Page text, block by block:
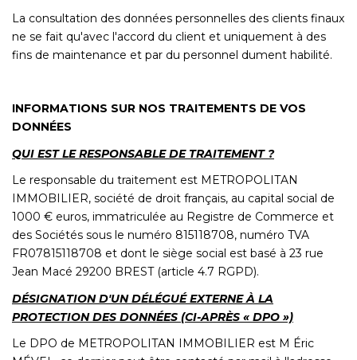
La consultation des données personnelles des clients finaux
ne se fait qu'avec l'accord du client et uniquement à des
fins de maintenance et par du personnel dument habilité.
INFORMATIONS SUR NOS TRAITEMENTS DE VOS
DONNÉES
QUI EST LE RESPONSABLE DE TRAITEMENT ?
Le responsable du traitement est METROPOLITAN
IMMOBILIER, société de droit français, au capital social de
1000 € euros, immatriculée au Registre de Commerce et
des Sociétés sous le numéro 815118708, numéro TVA
FR07815118708 et dont le siège social est basé à 23 rue
Jean Macé 29200 BREST (article 4.7 RGPD).
DÉSIGNATION D'UN DÉLÉGUÉ EXTERNE À LA
PROTECTION DES DONNÉES (CI-APRÈS « DPO »)
Le DPO de METROPOLITAN IMMOBILIER est M Éric